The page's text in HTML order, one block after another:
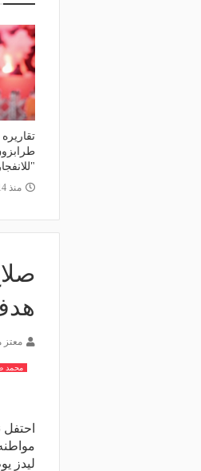
منذ 14 ساعة
معتز
محمد
ليدز
والقنوات الناقلة.. دليلك لمتابعة